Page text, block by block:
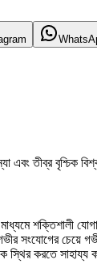
এবং তীব্র বৃশ্চিক
শক্তিশালী
সংযোগের চেয়ে
স্থির করতে সাহায্য